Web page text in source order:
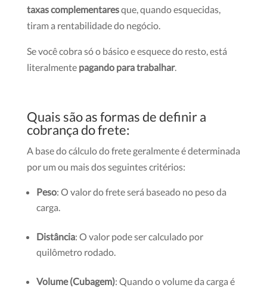
taxas complementaresque, quando esquecidas,
tiram a rentabilidade do negócio.
Se você cobra só o básico e esquece do resto, está
literalmente pagando para trabalhar.
Quais são as formas de definir a
cobrança do frete:
A base do cálculo do frete geralmente é determinada
por um ou mais dos seguintes critérios:
Peso: O valor do frete será baseado no peso da
carga.
Distância: O valor pode ser calculado por
quilômetro rodado.
Volume (Cubagem): Quando o volume da carga é